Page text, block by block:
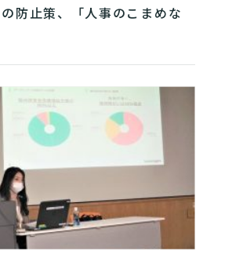
防止策、「人事のこまめな